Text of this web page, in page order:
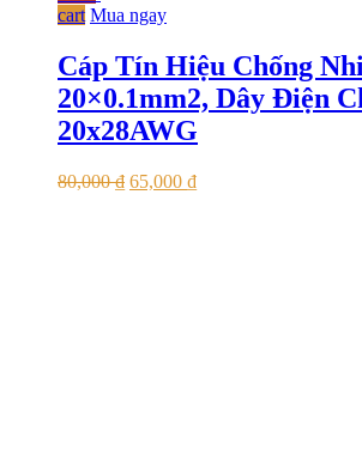
cart Mua ngay
Cáp Tín Hiệu Chống
20×0.1mm2, Dây Điện
20x28AWG
80,000₫ 65,000 ₫